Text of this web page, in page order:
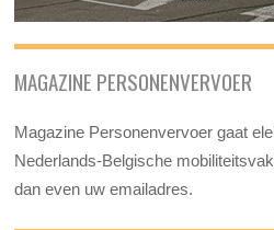
MAGAZINE PERSONENVERVOER
Magazine Personenvervoer gaat
Nederlands-Belgische
dan even uw emailadres.